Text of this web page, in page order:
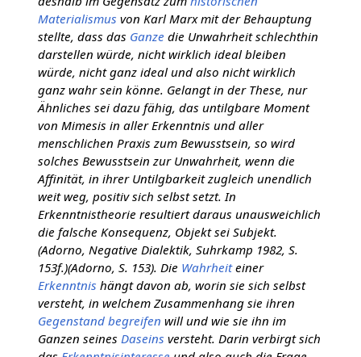
Materialismus von Karl Marx mit der Behauptung
stellte, dass das Ganze die Unwahrheit schlechthin
darstellen würde, nicht wirklich ideal bleiben
würde, nicht ganz ideal und also nicht wirklich
ganz wahr sein könne. Gelangt in der These, nur
Ähnliches sei dazu fähig, das untilgbare Moment
von Mimesis in aller Erkenntnis und aller
menschlichen Praxis zum Bewusstsein, so wird
solches Bewusstsein zur Unwahrheit, wenn die
Affinität, in ihrer Untilgbarkeit zugleich unendlich
weit weg, positiv sich selbst setzt. In
Erkenntnistheorie resultiert daraus unausweichlich
die falsche Konsequenz, Objekt sei Subjekt.
(Adorno, Negative Dialektik, Suhrkamp 1982, S.
153f.)(Adorno, S. 153). Die Wahrheiteiner
Erkenntnis hängt davon ab, worin sie sich selbst
versteht, in welchem Zusammenhang sie ihren
Gegenstand begreifen will und wie sie ihn im
Ganzen seines Daseins versteht. Darin verbirgt sich